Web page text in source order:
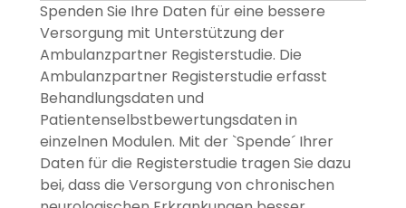
Spenden Sie Ihre Daten für eine bessere
Versorgung mit Unterstützung der
Ambulanzpartner Registerstudie. Die
Ambulanzpartner Registerstudie erfasst
Behandlungsdaten und
Patientenselbstbewertungsdaten in
einzelnen Modulen. Mit der `Spende´ Ihrer
Daten für die Registerstudie tragen Sie dazu
bei, dass die Versorgung von chronischen